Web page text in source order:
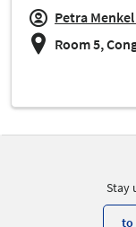
Petra
Room 5,
Stay
to